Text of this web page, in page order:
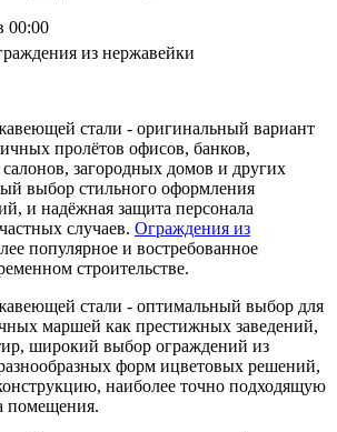
00:00
из нержавейки
стали - оригинальный вариант
пролётов офисов, банков,
загородных домов и других
выбор стильного оформления
и надёжная защита персонала
случаев. Ограждения из
популярное и востребованное
строительстве.
стали - оптимальный выбор для
маршей как престижных заведений,
широкий выбор ограждений из
форм ицветовых решений,
наиболее точно подходящую
помещения.